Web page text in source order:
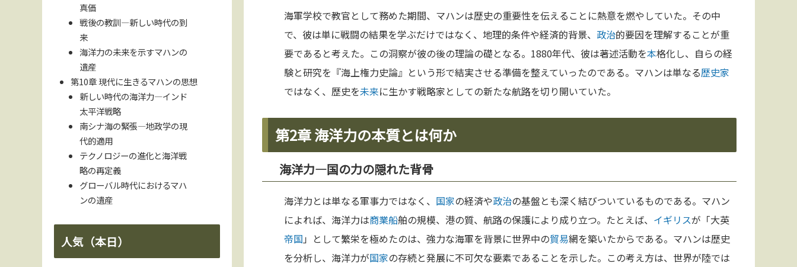
海軍学校で教官として務めた期間、マハンは歴史の重要性を伝えることに熱意を燃やしていた。その中
で、彼は単に戦闘の結果を学ぶだけではなく、地理的条件や経済的背景、 政治的要因を理解することが重
要であると考えた。この洞察が彼の後の理論の礎となる。1880年代、彼は著述活動を本格化し、自らの経
験と研究を『海上権力史論』という形で結実させる準備を整えていったのである。マハンは単なる歴史家
ではなく、歴史を未来に生かす戦略家としての新たな航路を切り開いていた。
第2章 海洋力の本質とは何か
海洋力—国の力の隠れた背骨
海洋力とは単なる軍事力ではなく、 国家の経済や政治の基盤とも深く結びついているものである。マハン
によれば、海洋力は商業船舶の規模、港の質、航路の保護により成り立つ。たとえば、 イギリスが「大英
帝国 」として繁栄を極めたのは、強力な海軍を背景に世界中の貿易網を築いたからである。マハンは歴史
を分析し、海洋力が国家の存続と発展に不可欠な要素であることを示した。この考え方は、世界が陸では
真価
戦後の教訓—新しい時代の到
来
海洋力の未来を示すマハンの
遺産
第10章 現代に生きるマハンの思想
新しい時代の海洋力—インド
太平洋戦略
南シナ海の緊張—地政学の現
代的適用
テクノロジーの進化と海洋戦
略の再定義
グローバル時代におけるマハ
ンの遺産
人気（本日）